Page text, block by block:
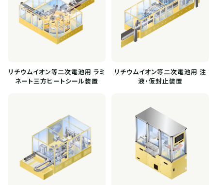
リチウムイオン等二次電池用 ラミ
ネート三方ヒートシール装置
リチウムイオン等二次電池用 注
液・仮封止装置